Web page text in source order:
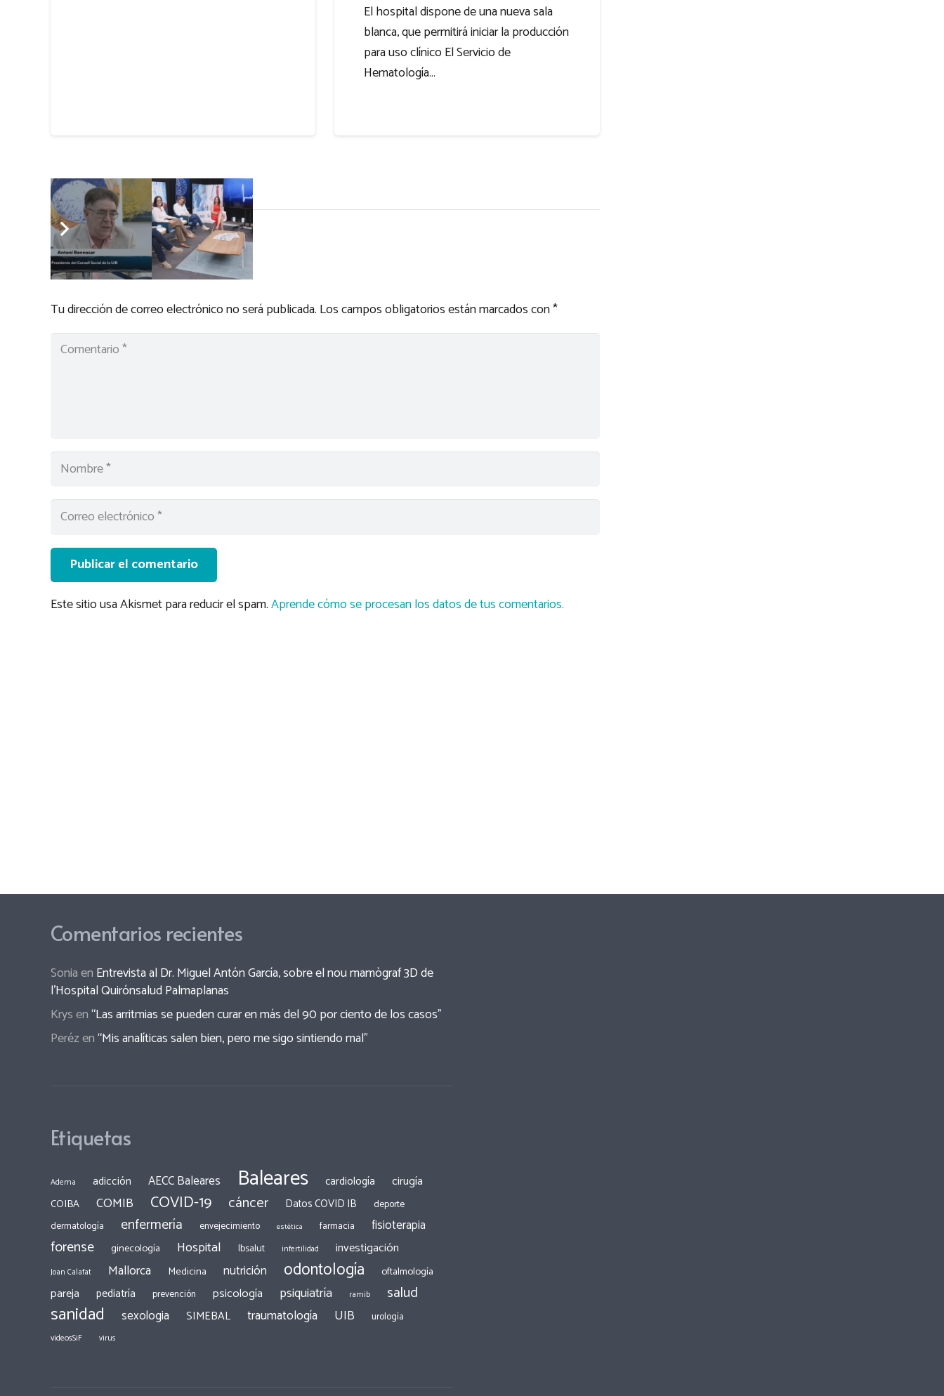
El hospital dispone de una nueva sala
blanca, que permitirá iniciar la producción
para uso clínico El Servicio de
Hematología…
Deja una respuesta
Tu dirección de correo electrónico no será publicada. Los campos obligatorios están marcados con*
Publicar el comentario
Este sitio usa Akismet para reducir el spam.Aprende cómo se procesan los datos de tus comentarios.
Comentarios recientes
Soniaen Entrevista al Dr. Miguel Antón García, sobre el nou mamògraf 3D de
l’Hospital Quirónsalud Palmaplanas
Krysen“Las arritmias se pueden curar en más del 90 por ciento de los casos”
Perézen“Mis analíticas salen bien, pero me sigo sintiendo mal”
Etiquetas
Adema adicción AECC Baleares Baleares cardiología cirugía
COIBA COMIB COVID-19 cáncer Datos COVID IB
deporte
dermatología
enfermería envejecimiento estética farmacia fisioterapia
forense ginecología Hospital Ibsalut infertilidad investigación
Joan Calafat Mallorca Medicina nutrición odontología oftalmología
pareja pediatría prevención psicología psiquiatría ramib salud
sanidad sexologia SIMEBAL traumatología UIB urología
videosSiF virus